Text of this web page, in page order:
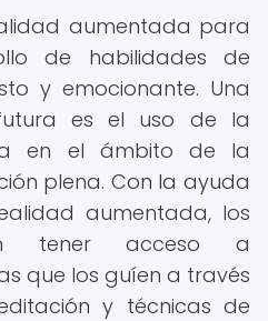
aumentada para
de habilidades de
y emocionante. Una
es el uso de la
en el ámbito de la
plena. Con la ayuda
aumentada, los
tener acceso a
que los guíen a través
y técnicas de